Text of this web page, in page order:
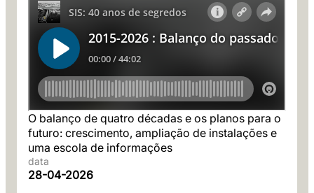
O balanço de quatro décadas e os planos para o
futuro: crescimento, ampliação de instalações e
uma escola de informações
data
28-04-2026